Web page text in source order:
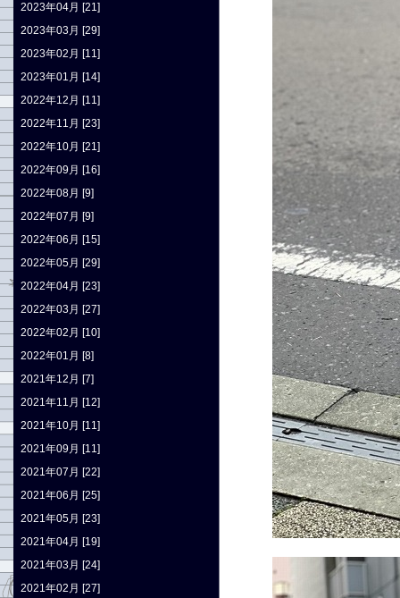
2023年04月 [21]
2023年03月 [29]
2023年02月 [11]
2023年01月 [14]
2022年12月 [11]
2022年11月 [23]
2022年10月 [21]
2022年09月 [16]
2022年08月 [9]
2022年07月 [9]
2022年06月 [15]
2022年05月 [29]
2022年04月 [23]
2022年03月 [27]
2022年02月 [10]
2022年01月 [8]
2021年12月 [7]
2021年11月 [12]
2021年10月 [11]
2021年09月 [11]
2021年07月 [22]
2021年06月 [25]
2021年05月 [23]
2021年04月 [19]
2021年03月 [24]
2021年02月 [27]